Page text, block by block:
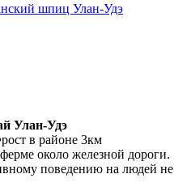
шпиц Улан-Удэ
Улан-Удэ
в районе 3км
около железной дороги.
поведению на людей не